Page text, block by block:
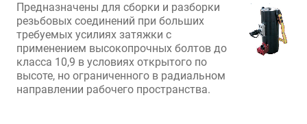
Предназначены для сборки и разборки
резьбовых соединений при больших
требуемых усилиях затяжки с
применением высокопрочных болтов до
класса 10,9 в условиях открытого по
высоте, но ограниченного в радиальном
направлении рабочего пространства.